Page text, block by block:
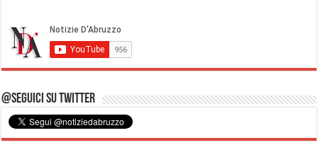
@Seguici su Twitter